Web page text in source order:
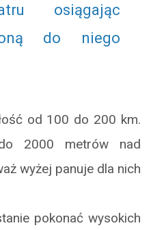
osiągając
do niego
od 100 do 200 km.
2000 metrów nad
wyżej panuje dla nich
pokonać wysokich